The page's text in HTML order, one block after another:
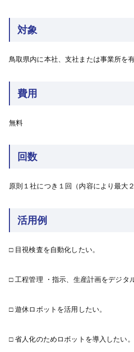
対象
鳥取県内に本社、支社または事業所を
費用
無料
回数
原則１社につき１回（内容により最大２
活用例
□ 目視検査を自動化したい。
□ 工程管理 ・指示、生産計画をデジタ
□ 遊休ロボットを活用したい。
□ 省人化のためロボットを導入したい。